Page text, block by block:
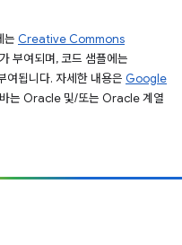
는 Creative Commons
부여되며, 코드 샘플에는
여됩니다. 자세한 내용은 Google
는 Oracle 및/또는 Oracle 계열